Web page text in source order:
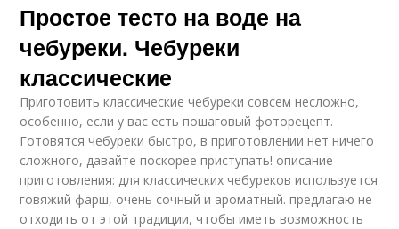
Простое тесто на воде на
чебуреки. Чебуреки
классические
Приготовить классические чебуреки совсем несложно,
особенно, если у вас есть пошаговый фоторецепт.
Готовятся чебуреки быстро, в приготовлении нет ничего
сложного, давайте поскорее приступать! описание
приготовления: для классических чебуреков используется
говяжий фарш, очень сочный и ароматный. предлагаю не
отходить от этой традиции, чтобы иметь возможность